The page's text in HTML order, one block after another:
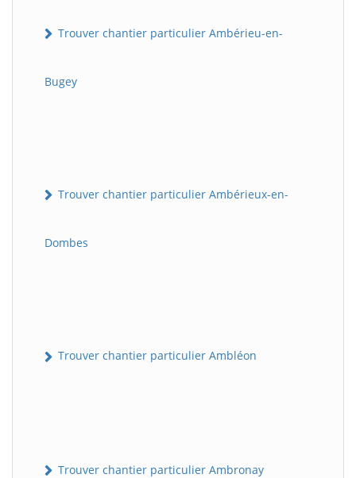
Trouver chantier particulier Ambérieu-en-
Bugey
Trouver chantier particulier Ambérieux-en-
Dombes
Trouver chantier particulier Ambléon
Trouver chantier particulier Ambronay